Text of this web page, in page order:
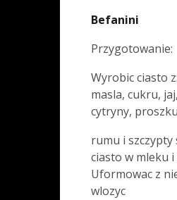
Befanini
Przygotowanie:
Wyrobic ciasto
masla, cukru,
cytryny,
rumu i szczypty
ciasto w mleku i
Uformowac z
wlozyc